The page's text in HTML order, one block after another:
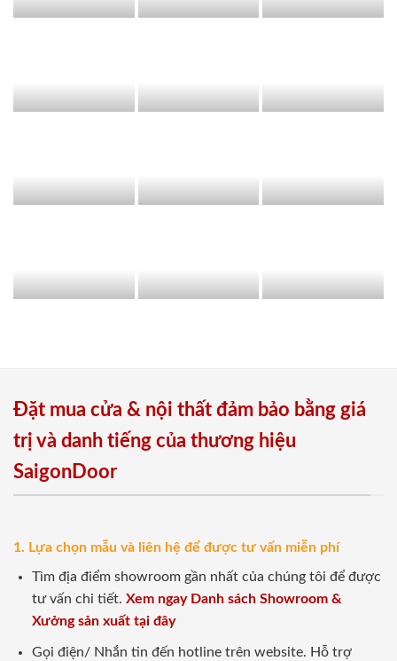
Đặt mua cửa & nội thất đảm bảo bằng giá
trị và danh tiếng của thương hiệu
SaigonDoor
1. Lựa chọn mẫu và liên hệ để được tư vấn miễn phí
Tìm địa điểm showroom gần nhất của chúng tôi để được
tư vấn chi tiết. Xem ngay Danh sách Showroom &
Xưởng sản xuất tại đây
Gọi điện/ Nhắn tin đến hotline trên website. Hỗ trợ